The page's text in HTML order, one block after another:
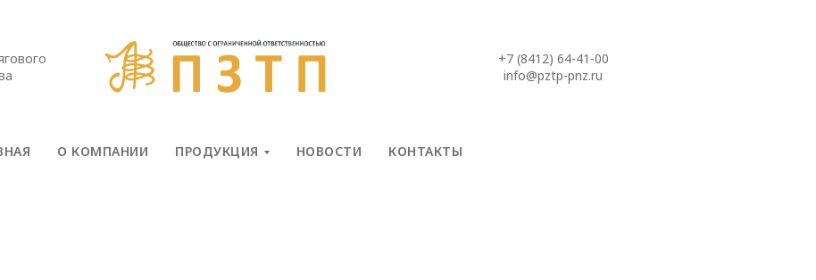
+7 (8412) 64-41-00
info@pztp-pnz.ru
О КОМПАНИИ ПРОДУКЦИЯ НОВОСТИ КОНТАКТЫ